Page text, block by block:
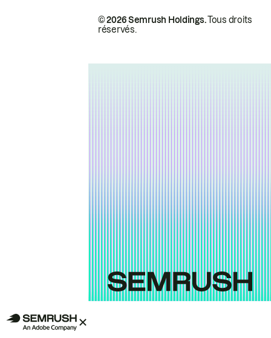
© 2026 Semrush Holdings.Tous droits
réservés.